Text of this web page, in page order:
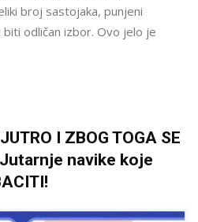
broj sastojaka, punjeni
odličan izbor. Ovo jelo je
I ZBOG TOGA SE
Jutarnje navike koje